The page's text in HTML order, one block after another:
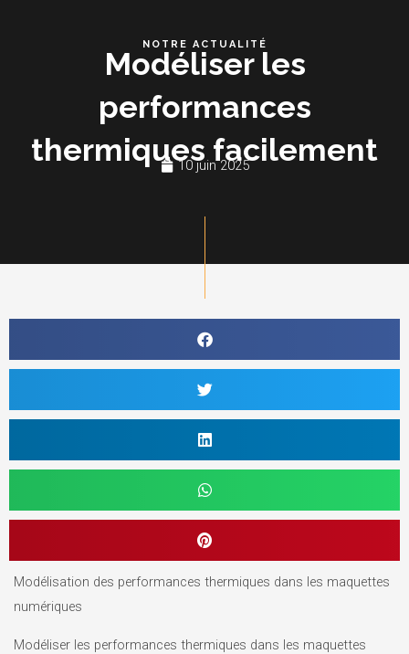
NOTRE ACTUALITÉ
Modéliser les
performances
thermiques facilement
10 juin 2025
Modélisation des performances thermiques dans les maquettes
numériques
Modéliser les performances thermiques dans les maquettes